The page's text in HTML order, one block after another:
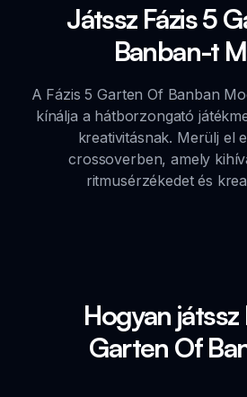
Játssz Fázis 5
Banban-t
A Fázis 5 Garten Of Banban
kínálja a hátborzongató
kreativitásnak. Merülj el
crossoverben, amely
ritmusérzékedet és
Hogyan játssz
Garten Of